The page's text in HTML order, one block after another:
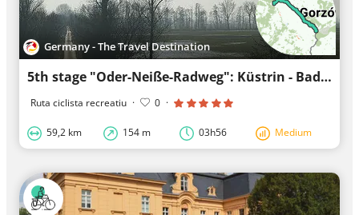
Germany - The Travel Destination
5th stage "Oder-Neiße-Radweg": Küstrin - Bad Freienwalde cycling tour
Ruta ciclista recreatiu · 0 ·
59,2 km 154 m 03h56 Medium